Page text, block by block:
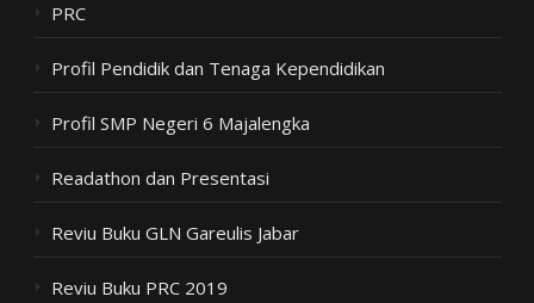
PRC
Profil Pendidik dan Tenaga Kependidikan
Profil SMP Negeri 6 Majalengka
Readathon dan Presentasi
Reviu Buku GLN Gareulis Jabar
Reviu Buku PRC 2019